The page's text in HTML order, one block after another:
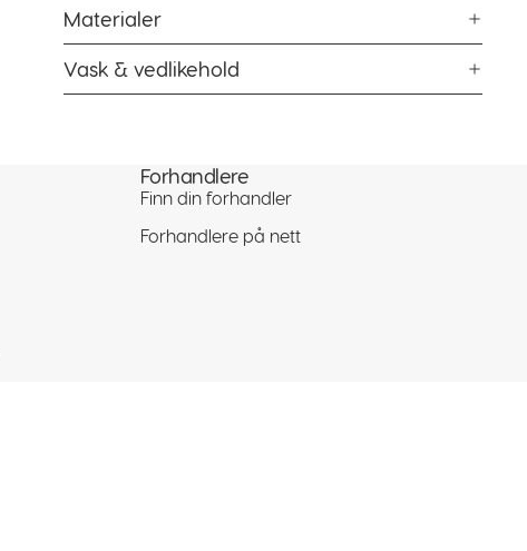
Materialer
Vask & vedlikehold
Forhandlere
Finn din forhandler
Forhandlere på nett